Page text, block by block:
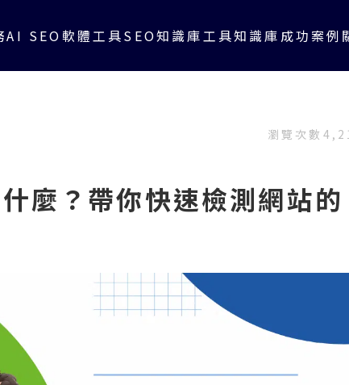
AI SEO軟體工具SEO知識庫工具知識庫 成功案例
瀏覽次數
麼？帶你快速檢測網站的